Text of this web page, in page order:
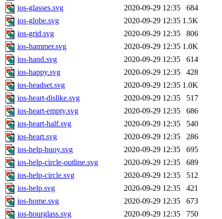
ios-glasses.svg
2020-09-29 12:35
684
ios-globe.svg
2020-09-29 12:35 1.5K
ios-grid.svg
2020-09-29 12:35
806
ios-hammer.svg
2020-09-29 12:35 1.0K
ios-hand.svg
2020-09-29 12:35
614
ios-happy.svg
2020-09-29 12:35
428
ios-headset.svg
2020-09-29 12:35 1.0K
ios-heart-dislike.svg
2020-09-29 12:35
517
ios-heart-empty.svg
2020-09-29 12:35
686
ios-heart-half.svg
2020-09-29 12:35
540
ios-heart.svg
2020-09-29 12:35
286
ios-help-buoy.svg
2020-09-29 12:35
695
ios-help-circle-outline.svg
2020-09-29 12:35
689
ios-help-circle.svg
2020-09-29 12:35
512
ios-help.svg
2020-09-29 12:35
421
ios-home.svg
2020-09-29 12:35
673
ios-hourglass.svg
2020-09-29 12:35
750